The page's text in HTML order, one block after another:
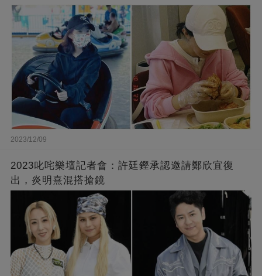
麗!
2023/12/09
2023叱咤樂壇記者會：許廷鏗承認邀請鄭欣宜復
出，炎明熹混搭搶鏡